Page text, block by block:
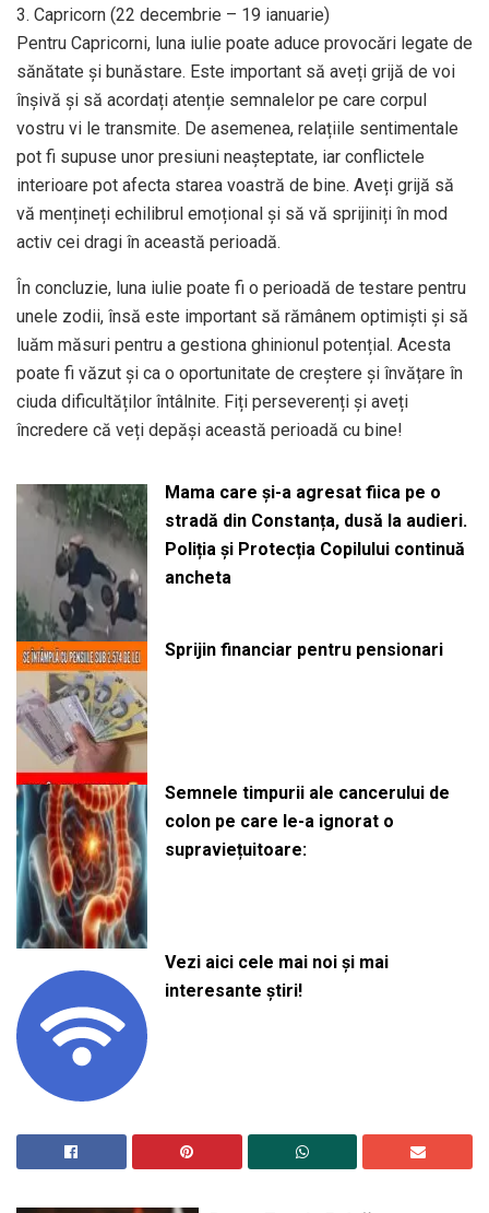
3. Capricorn (22 decembrie – 19 ianuarie)
Pentru Capricorni, luna iulie poate aduce provocări legate de
sănătate și bunăstare. Este important să aveți grijă de voi
înșivă și să acordați atenție semnalelor pe care corpul
vostru vi le transmite. De asemenea, relațiile sentimentale
pot fi supuse unor presiuni neașteptate, iar conflictele
interioare pot afecta starea voastră de bine. Aveți grijă să
vă mențineți echilibrul emoțional și să vă sprijiniți în mod
activ cei dragi în această perioadă.
În concluzie, luna iulie poate fi o perioadă de testare pentru
unele zodii, însă este important să rămânem optimiști și să
luăm măsuri pentru a gestiona ghinionul potențial. Acesta
poate fi văzut și ca o oportunitate de creștere și învățare în
ciuda dificultăților întâlnite. Fiți perseverenți și aveți
încredere că veți depăși această perioadă cu bine!
Mama care și-a agresat fiica pe o
stradă din Constanța, dusă la audieri.
Poliția și Protecția Copilului continuă
ancheta
Sprijin financiar pentru pensionari
Semnele timpurii ale cancerului de
colon pe care le-a ignorat o
supraviețuitoare:
Vezi aici cele mai noi și mai
interesante știri!